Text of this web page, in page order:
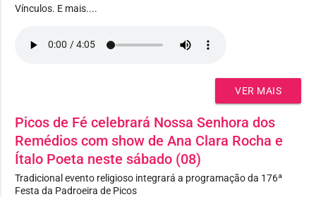
Vínculos. E mais....
VER MAIS
Picos de Fé celebrará Nossa Senhora dos
Remédios com show de Ana Clara Rocha e
Ítalo Poeta neste sábado (08)
Tradicional evento religioso integrará a programação da 176ª
Festa da Padroeira de Picos